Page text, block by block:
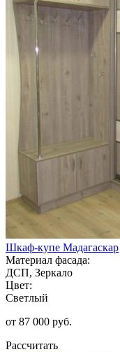
Шкаф-купе Мадагаскар
Материал фасада:
ДСП, Зеркало
Цвет:
Светлый
от 87 000 руб.
Рассчитать